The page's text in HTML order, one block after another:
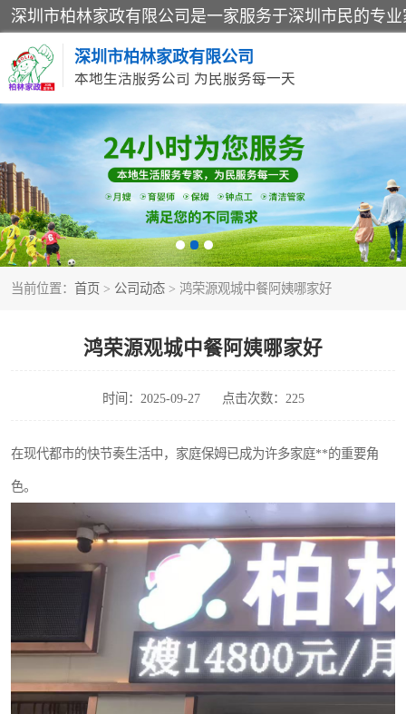
深圳市柏林家政有限公司
本地生活服务公司 为民服务每一天
当前位置： 首页 > 公司动态 > 鸿荣源观城中餐阿姨哪家好
鸿荣源观城中餐阿姨哪家好
时间：2025-09-27 点击次数：225
在现代都市的快节奏生活中，家庭保姆已成为许多家庭**的重要角
色。
家居保洁
家庭保姆